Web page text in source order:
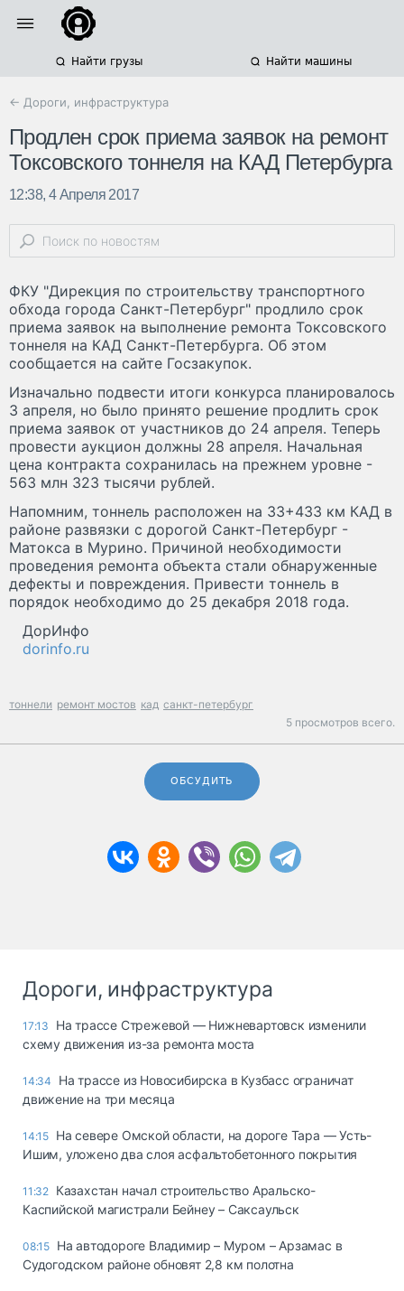
Найти грузы Найти машины
← Дороги, инфраструктура
Продлен срок приема заявок на ремонт
Токсовского тоннеля на КАД Петербурга
12:38, 4 Апреля 2017
ФКУ "Дирекция по строительству транспортного
обхода города Санкт-Петербург" продлило срок
приема заявок на выполнение ремонта Токсовского
тоннеля на КАД Санкт-Петербурга. Об этом
сообщается на сайте Госзакупок.
Изначально подвести итоги конкурса планировалось
3 апреля, но было принято решение продлить срок
приема заявок от участников до 24 апреля. Теперь
провести аукцион должны 28 апреля. Начальная
цена контракта сохранилась на прежнем уровне -
563 млн 323 тысячи рублей.
Напомним, тоннель расположен на 33+433 км КАД в
районе развязки с дорогой Санкт-Петербург -
Матокса в Мурино. Причиной необходимости
проведения ремонта объекта стали обнаруженные
дефекты и повреждения. Привести тоннель в
порядок необходимо до 25 декабря 2018 года.
ДорИнфо
dorinfo.ru
тоннели ремонт мостов кад санкт-петербург
5 просмотров всего.
ОБСУДИТЬ
Дороги, инфраструктура
17:13
На трассе Стрежевой — Нижневартовск изменили
схему движения из-за ремонта моста
14:34
На трассе из Новосибирска в Кузбасс ограничат
движение на три месяца
14:15 На севере Омской области, на дороге Тара — Усть-
Ишим, уложено два слоя асфальтобетонного покрытия
11:32 Казахстан начал строительство Аральско-
Каспийской магистрали Бейнеу – Саксаульск
08:15 На автодороге Владимир – Муром – Арзамас в
Судогодском районе обновят 2,8 км полотна